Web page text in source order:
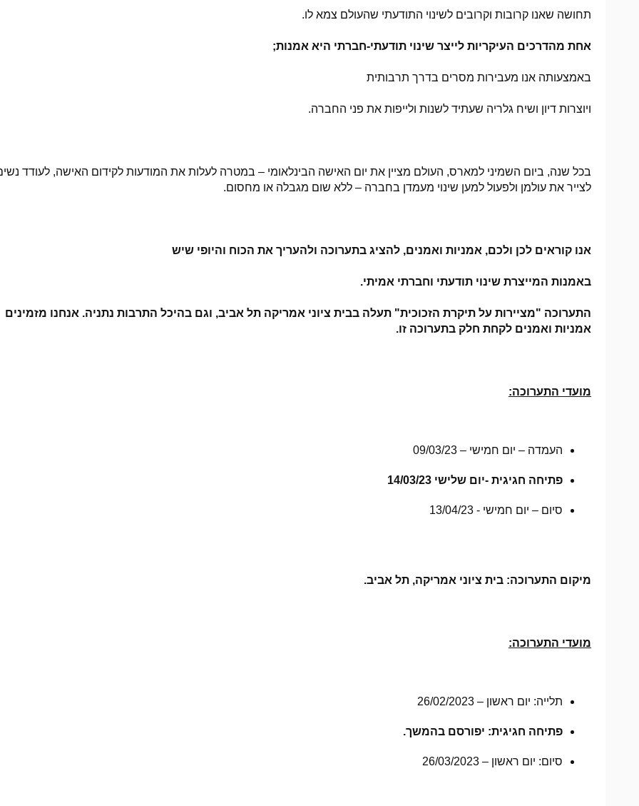
תחושה שאנו קרובות וקרובים לשינוי התודעתי שהעולם צמא לו.
אחת מהדרכים העיקריות לייצר שינוי תודעתי-חברתי היא אמנות;
באמצעותה אנו מעבירות מסרים בדרך תרבותית
ויוצרות דיון ושיח גלריה שעתיד לשנות ולייפות את פני החברה.
בכל שנה, ביום השמיני למארס, העולם מציין את יום האישה הבינלאומי – במטרה לעלות את המודעות לקידום האישה, לעודד
לצייר את עולמן ולפעול למען שינוי מעמדן בחברה – ללא שום מגבלה או מחסום.
אנו קוראים לכן ולכם, אמניות ואמנים, להציג בתערוכה ולהעריך את הכוח והיופי שיש
באמנות המייצרת שינוי תודעתי וחברתי אמיתי.
התערוכה "מציירות על תיקרת הזכוכית" תעלה בבית ציוני אמריקה תל אביב, וגם בהיכל התרבות נתניה. אנחנו מזמינים
אמניות ואמנים לקחת חלק בתערוכה זו.
מועדי התערוכה:
העמדה – יום חמישי – 09/03/23
פתיחה חגיגית -יום שלישי 14/03/23
סיום – יום חמישי - 13/04/23
מיקום התערוכה: בית ציוני אמריקה, תל אביב.
מועדי התערוכה:
תלייה: יום ראשון – 26/02/2023
פתיחה חגיגית: יפורסם בהמשך.
סיום: יום ראשון – 26/03/2023